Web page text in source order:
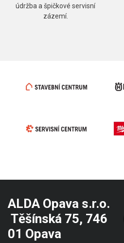
údržba a špičkové servisní
zázemí.
ALDA Opava s.r.o.
Těšínská 75, 746
01 Opava